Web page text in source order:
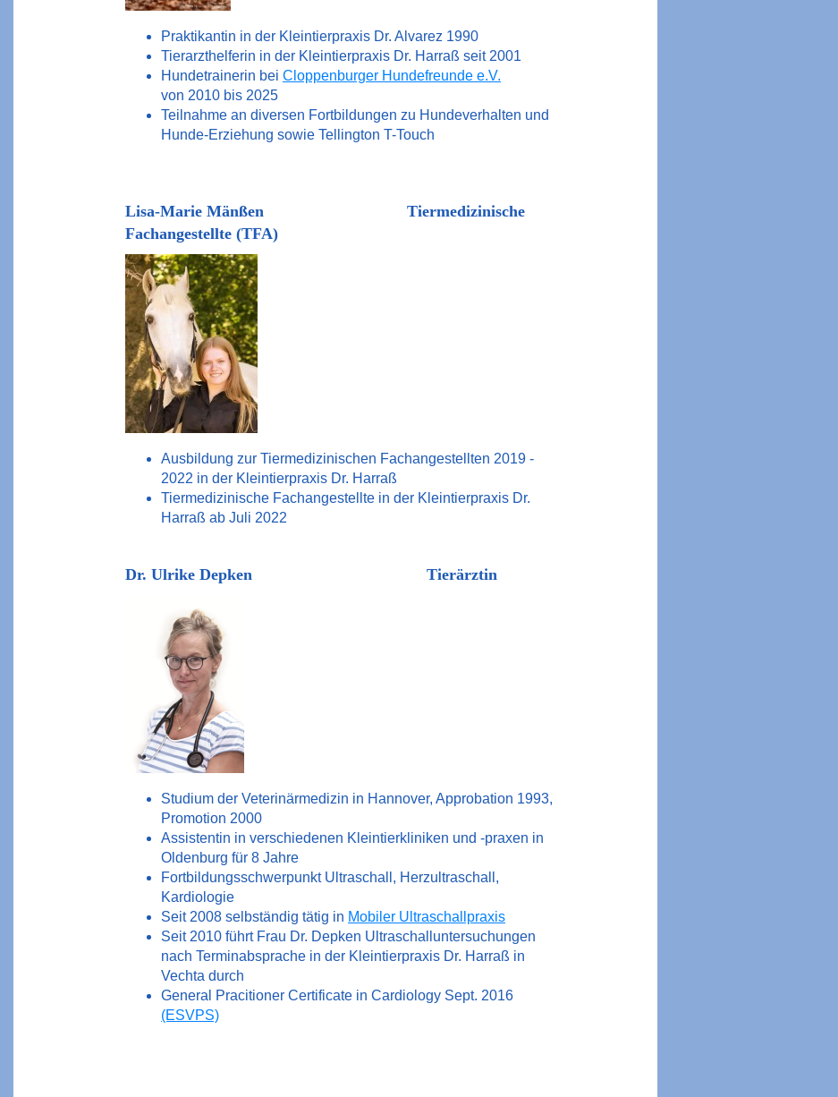
Praktikantin in der Kleintierpraxis Dr. Alvarez 1990
Tierarzthelferin in der Kleintierpraxis Dr. Harraß seit 2001
Hundetrainerin bei Cloppenburger Hundefreunde e.V.
von 2010 bis 2025
Teilnahme an diversen Fortbildungen zu Hundeverhalten und
Hunde-Erziehung sowie Tellington T-Touch
Lisa-Marie Mänßen Tiermedizinische
Fachangestellte (TFA)
Ausbildung zur Tiermedizinischen Fachangestellten 2019 -
2022 in der Kleintierpraxis Dr. Harraß
Tiermedizinische Fachangestellte in der Kleintierpraxis Dr.
Harraß ab Juli 2022
Dr. Ulrike Depken Tierärztin
Studium der Veterinärmedizin in Hannover, Approbation 1993,
Promotion 2000
Assistentin in verschiedenen Kleintierkliniken und -praxen in
Oldenburg für 8 Jahre
Fortbildungsschwerpunkt Ultraschall, Herzultraschall,
Kardiologie
Seit 2008 selbständig tätig in Mobiler Ultraschallpraxis
Seit 2010 führt Frau Dr. Depken Ultraschalluntersuchungen
nach Terminabsprache in der Kleintierpraxis Dr. Harraß in
Vechta durch
General Pracitioner Certificate in Cardiology Sept. 2016
(ESVPS)